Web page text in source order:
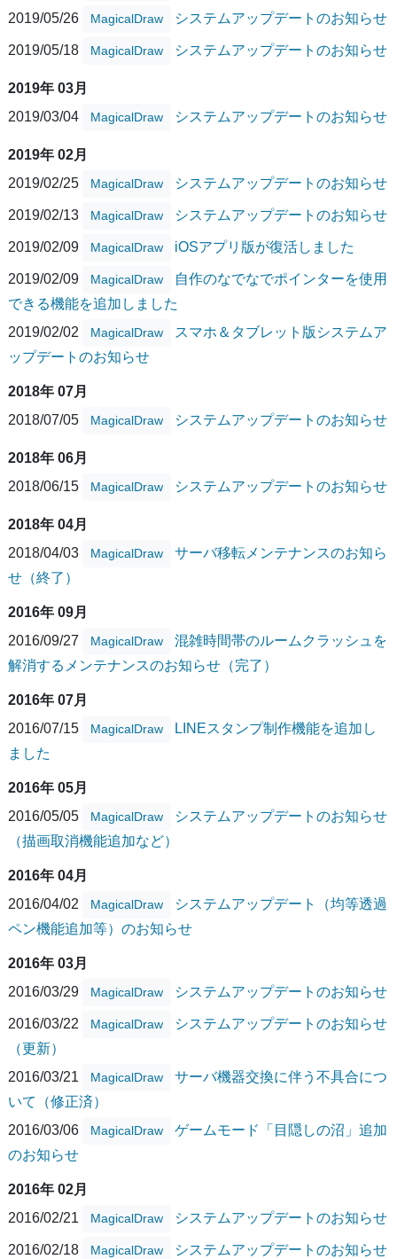
2019/05/26 MagicalDraw システムアップデートのお知らせ
2019/05/18 MagicalDraw システムアップデートのお知らせ
2019年 03月
2019/03/04
MagicalDraw システムアップデートのお知らせ
2019年 02月
2019/02/25
MagicalDraw システムアップデートのお知らせ
2019/02/13 MagicalDraw システムアップデートのお知らせ
2019/02/09 MagicalDraw iOSアプリ版が復活しました
2019/02/09 MagicalDraw
自作のなでなでポインターを使用
できる機能を追加しました
2019/02/02
MagicalDraw
スマホ＆タブレット版システムア
ップデートのお知らせ
2018年 07月
2018/07/05
MagicalDraw システムアップデートのお知らせ
2018年 06月
2018/06/15
MagicalDraw システムアップデートのお知らせ
2018年 04月
2018/04/03
MagicalDraw
サーバ移転メンテナンスのお知ら
せ（終了）
2016年 09月
2016/09/27
MagicalDraw
混雑時間帯のルームクラッシュを
解消するメンテナンスのお知らせ（完了）
2016年 07月
2016/07/15
MagicalDraw
LINEスタンプ制作機能を追加し
ました
2016年 05月
2016/05/05
MagicalDraw
システムアップデートのお知らせ
（描画取消機能追加など）
2016年 04月
2016/04/02
MagicalDraw
システムアップデート（均等透過
ペン機能追加等）のお知らせ
2016年 03月
2016/03/29
MagicalDraw システムアップデートのお知らせ
2016/03/22 MagicalDraw
システムアップデートのお知らせ
（更新）
2016/03/21
MagicalDraw
サーバ機器交換に伴う不具合につ
いて（修正済）
2016/03/06
MagicalDraw
ゲームモード「目隠しの沼」追加
のお知らせ
2016年 02月
2016/02/21
MagicalDraw システムアップデートのお知らせ
2016/02/18 MagicalDraw
システムアップデートのお知らせ